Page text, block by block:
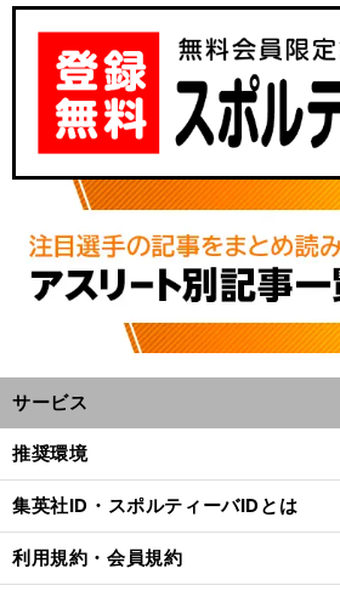
、
サービス
推奨環境
集英社ID・スポルティーバIDとは
利用規約・会員規約